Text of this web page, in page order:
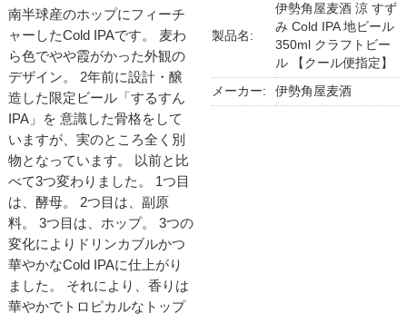
南半球産のホップにフィーチ
ャーしたCold IPAです。 麦わ
ら色でやや霞がかった外観の
デザイン。 2年前に設計・醸
造した限定ビール「するすん
IPA」を 意識した骨格をして
いますが、実のところ全く別
物となっています。 以前と比
べて3つ変わりました。 1つ目
は、酵母。 2つ目は、副原
料。 3つ目は、ホップ。 3つの
変化によりドリンカブルかつ
華やかなCold IPAに仕上がり
ました。 それにより、香りは
華やかでトロピカルなトップ
製品名:
伊勢角屋麦酒 涼 すず
み Cold IPA 地ビール
350ml クラフトビー
ル 【クール便指定】
メーカー: 伊勢角屋麦酒